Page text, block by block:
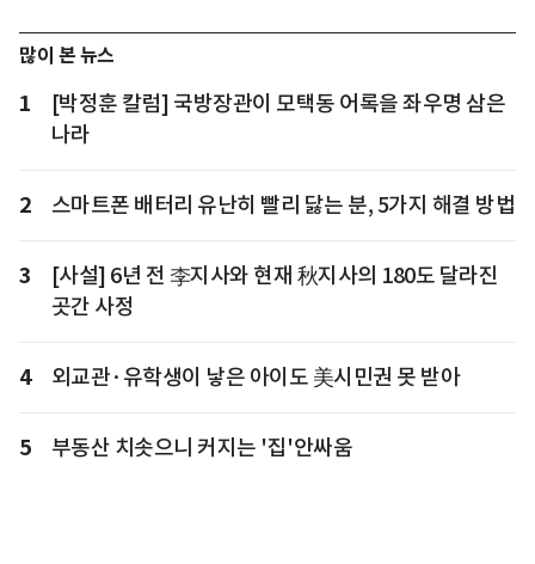
많이 본 뉴스
1
[박정훈 칼럼] 국방장관이 모택동 어록을 좌우명 삼은
나라
2 스마트폰 배터리 유난히 빨리 닳는 분, 5가지 해결 방법
3
[사설] 6년 전 李지사와 현재 秋지사의 180도 달라진
곳간 사정
4 외교관·유학생이 낳은 아이도 美시민권 못 받아
5 부동산 치솟으니 커지는 '집'안싸움